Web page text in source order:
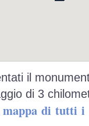
il
di 3
mappa di tutti i